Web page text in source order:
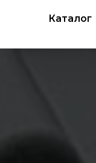
Каталог